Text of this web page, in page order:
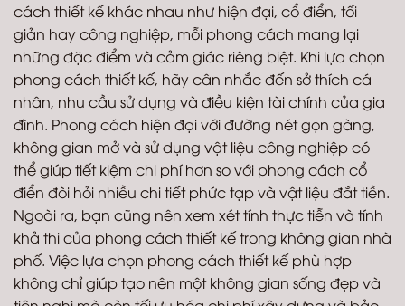
cách thiết kế khác nhau như hiện đại, cổ điển, tối
giản hay công nghiệp, mỗi phong cách mang lại
những đặc điểm và cảm giác riêng biệt. Khi lựa chọn
phong cách thiết kế, hãy cân nhắc đến sở thích cá
nhân, nhu cầu sử dụng và điều kiện tài chính của gia
đình. Phong cách hiện đại với đường nét gọn gàng,
không gian mở và sử dụng vật liệu công nghiệp có
thể giúp tiết kiệm chi phí hơn so với phong cách cổ
điển đòi hỏi nhiều chi tiết phức tạp và vật liệu đắt tiền.
Ngoài ra, bạn cũng nên xem xét tính thực tiễn và tính
khả thi của phong cách thiết kế trong không gian nhà
phố. Việc lựa chọn phong cách thiết kế phù hợp
không chỉ giúp tạo nên một không gian sống đẹp và